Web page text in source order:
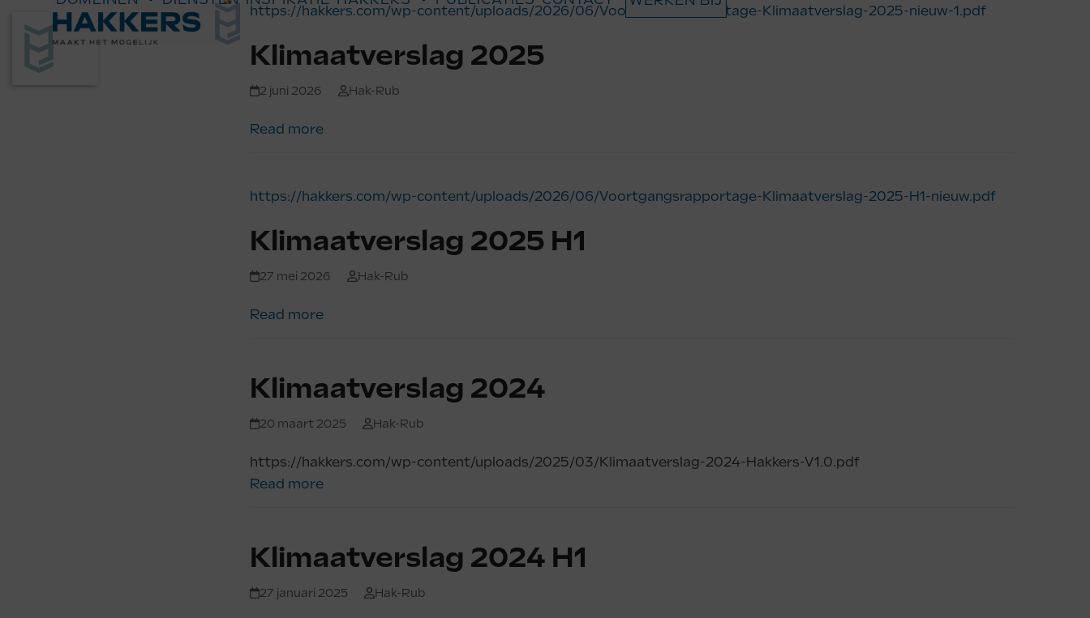
to
content
https://hakkers.com/wp-content/uploads/2026/06/Voortgangsrapportage-Klimaatverslag-2025-nieuw-1.pdf
Klimaatverslag 2025
2 juni 2026 Hak-Rub
Read more
https://hakkers.com/wp-content/uploads/2026/06/Voortgangsrapportage-Klimaatverslag-2025-H1-nieuw.pdf
Klimaatverslag 2025 H1
27 mei 2026 Hak-Rub
Read more
Klimaatverslag 2024
20 maart 2025 Hak-Rub
https://hakkers.com/wp-content/uploads/2025/03/Klimaatverslag-2024-Hakkers-V1.0.pdf
Read more
Klimaatverslag 2024 H1
27 januari 2025 Hak-Rub